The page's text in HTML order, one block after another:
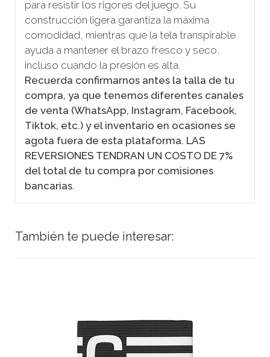
para resistir los rigores del juego. Su
construcción ligera garantiza la máxima
comodidad, mientras que la tela transpirable
ayuda a mantener el brazo fresco y seco,
incluso cuando la presión es alta.
Recuerda confirmarnos antes la talla de tu
compra, ya que tenemos diferentes canales
de venta (WhatsApp, Instagram, Facebook,
Tiktok, etc.) y el inventario en ocasiones se
agota fuera de esta plataforma. LAS
REVERSIONES TENDRAN UN COSTO DE 7%
del total de tu compra por comisiones
bancarias.
También te puede interesar: